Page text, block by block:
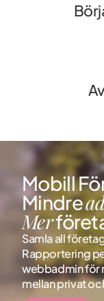
Mobill
Mindre
Mer
Samla all
Rapportering
webbadmin för
mellan privat